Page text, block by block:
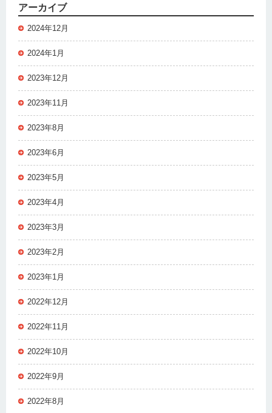
アーカイブ
2024年12月
2024年1月
2023年12月
2023年11月
2023年8月
2023年6月
2023年5月
2023年4月
2023年3月
2023年2月
2023年1月
2022年12月
2022年11月
2022年10月
2022年9月
2022年8月